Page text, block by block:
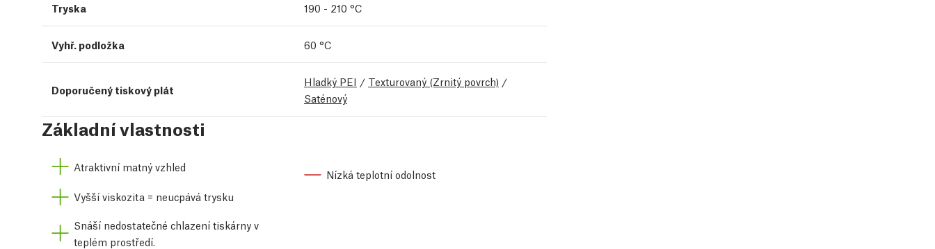
Tryska
190 - 210 °C
Vyhř. podložka 60 °C
Doporučený tiskový plát
Hladký PEI / Texturovaný (Zrnitý povrch) /
Saténový
Základní vlastnosti
Atraktivní matný vzhled
Vyšší viskozita = neucpává trysku
Snáší nedostatečné chlazení tiskárny v
teplém prostředí.
Nízká teplotní odolnost